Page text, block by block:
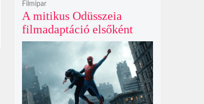
A mitikus Odüsszeia
filmadaptáció elsőként
lépte át a bűvös
egymilliárd dolláros
álomhatárt a globális
mozipénztáraknál
Filmipar